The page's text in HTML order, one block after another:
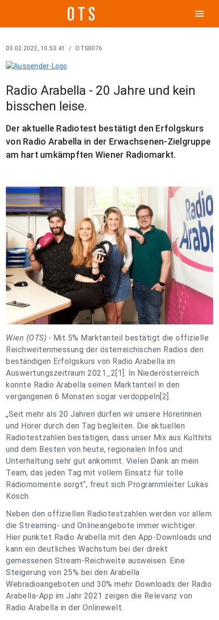
menu
03.02.2022, 10:53:41 / OTS0076
Radio Arabella - 20 Jahre und kein
bisschen leise.
Der aktuelle Radiotest bestätigt den Erfolgskurs
von Radio Arabella in der Erwachsenen-Zielgruppe
am hart umkämpften Wiener Radiomarkt.
Wien (OTS) - Mit 5% Marktanteil bestätigt die offizielle
Reichweitenmessung der österreichischen Radios den
beständigen Erfolgskurs von Radio Arabella im
Auswertungszeitraum 2021_2 [1] . In Niederösterreich
konnte Radio Arabella seinen Marktanteil in den
vergangenen 6 Monaten sogar verdoppeln [2] .
„Seit mehr als 20 Jahren dürfen wir unsere Hörerinnen
und Hörer durch den Tag begleiten. Die aktuellen
Radiotestzahlen bestätigen, dass unser Mix aus Kulthits
und dem Besten von heute, regionalen Infos und
Unterhaltung sehr gut ankommt. Vielen Dank an mein
Team, das jeden Tag mit vollem Einsatz für tolle
Radiomomente sorgt“, freut sich Programmleiter Lukas
Kosch.
Neben den offiziellen Radiotestzahlen werden vor allem
die Streaming- und Onlineangebote immer wichtiger.
Hier punktet Radio Arabella mit den App-Downloads und
kann ein deutliches Wachstum bei der direkt
gemessenen Stream-Reichweite ausweisen. Eine
Steigerung von 25% bei den Arabella
Webradioangeboten und 30% mehr Downloads der Radio
Arabella-App im Jahr 2021 zeigen die Relevanz von
Radio Arabella in der Onlinewelt.